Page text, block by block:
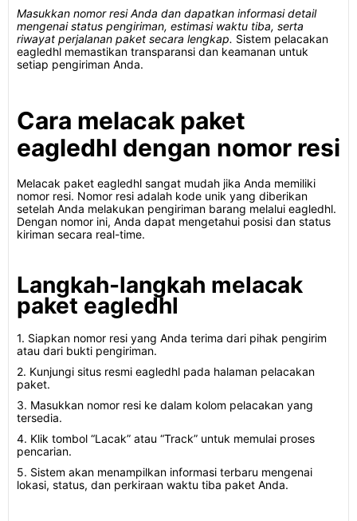
Masukkan nomor resi Anda dan dapatkan informasi detail
mengenai status pengiriman, estimasi waktu tiba, serta
riwayat perjalanan paket secara lengkap. Sistem pelacakan
eagledhl memastikan transparansi dan keamanan untuk
setiap pengiriman Anda.
Cara melacak paket
eagledhl dengan nomor resi
Melacak paket eagledhl sangat mudah jika Anda memiliki
nomor resi. Nomor resi adalah kode unik yang diberikan
setelah Anda melakukan pengiriman barang melalui eagledhl.
Dengan nomor ini, Anda dapat mengetahui posisi dan status
kiriman secara real-time.
Langkah-langkah melacak
paket eagledhl
1. Siapkan nomor resi yang Anda terima dari pihak pengirim
atau dari bukti pengiriman.
2. Kunjungi situs resmi eagledhl pada halaman pelacakan
paket.
3. Masukkan nomor resi ke dalam kolom pelacakan yang
tersedia.
4. Klik tombol “Lacak” atau “Track” untuk memulai proses
pencarian.
5. Sistem akan menampilkan informasi terbaru mengenai
lokasi, status, dan perkiraan waktu tiba paket Anda.